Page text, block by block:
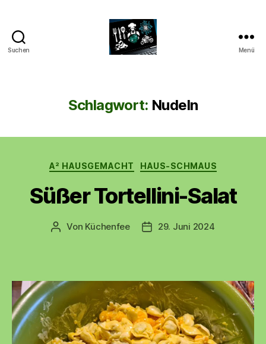
Suchen Menü
Schlagwort: Nudeln
Kategorien
A² HAUSGEMACHT HAUS-SCHMAUS
Süßer Tortellini-Salat
Beitragsautor
Von Küchenfee Beitragsdatum
29. Juni 2024